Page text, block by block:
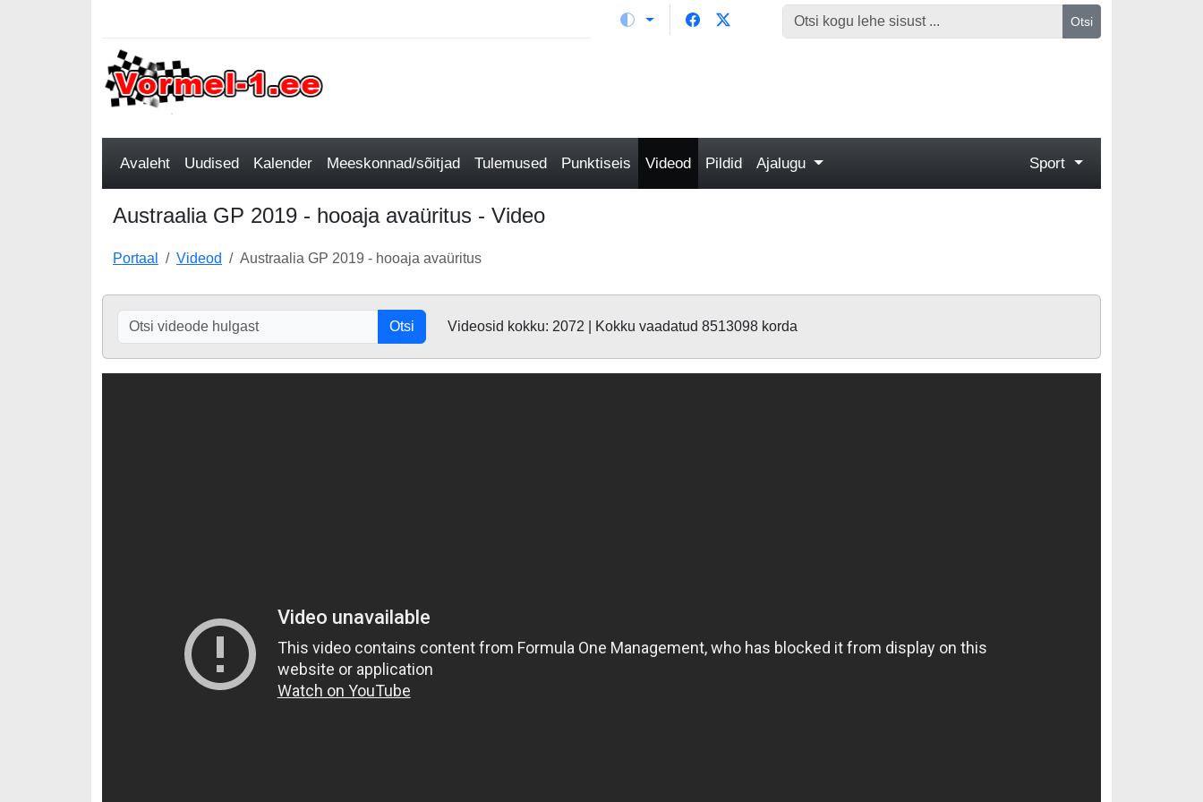
Otsi
Avaleht Uudised Kalender Meeskonnad/sõitjad Tulemused Punktiseis Videod Pildid Ajalugu Sport
Austraalia GP 2019 - hooaja avaüritus - Video
Portaal Videod Austraalia GP 2019 - hooaja avaüritus
Otsi Videosid kokku: 2072 | Kokku vaadatud 8513098 korda